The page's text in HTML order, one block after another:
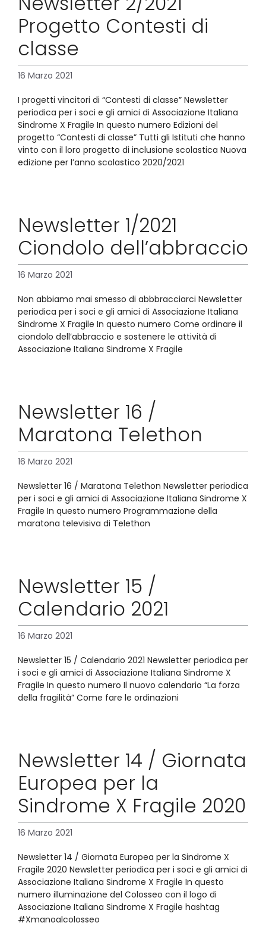
Progetto Contesti di
classe
16 Marzo 2021
I progetti vincitori di “Contesti di classe” Newsletter
periodica per i soci e gli amici di Associazione Italiana
Sindrome X Fragile In questo numero Edizioni del
progetto “Contesti di classe” Tutti gli Istituti che hanno
vinto con il loro progetto di inclusione scolastica Nuova
edizione per l’anno scolastico 2020/2021
Newsletter 1/2021
Ciondolo dell’abbraccio
16 Marzo 2021
Non abbiamo mai smesso di abbbracciarci Newsletter
periodica per i soci e gli amici di Associazione Italiana
Sindrome X Fragile In questo numero Come ordinare il
ciondolo dell’abbraccio e sostenere le attività di
Associazione Italiana Sindrome X Fragile
Newsletter 16 /
Maratona Telethon
16 Marzo 2021
Newsletter 16 / Maratona Telethon Newsletter periodica
per i soci e gli amici di Associazione Italiana Sindrome X
Fragile In questo numero Programmazione della
maratona televisiva di Telethon
Newsletter 15 /
Calendario 2021
16 Marzo 2021
Newsletter 15 / Calendario 2021 Newsletter periodica per
i soci e gli amici di Associazione Italiana Sindrome X
Fragile In questo numero Il nuovo calendario “La forza
della fragilità” Come fare le ordinazioni
Newsletter 14 / Giornata
Europea per la
Sindrome X Fragile 2020
16 Marzo 2021
Newsletter 14 / Giornata Europea per la Sindrome X
Fragile 2020 Newsletter periodica per i soci e gli amici di
Associazione Italiana Sindrome X Fragile In questo
numero illuminazione del Colosseo con il logo di
Associazione Italiana Sindrome X Fragile hashtag
#Xmanoalcolosseo